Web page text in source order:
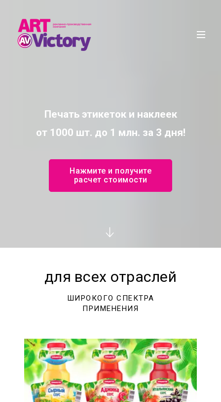
Печать этикеток и наклеек
от 1000 шт. до 1 млн. за 3 дня!
Нажмите и получите
расчет стоимости
для всех отраслей
ШИРОКОГО СПЕКТРА
ПРИМЕНЕНИЯ